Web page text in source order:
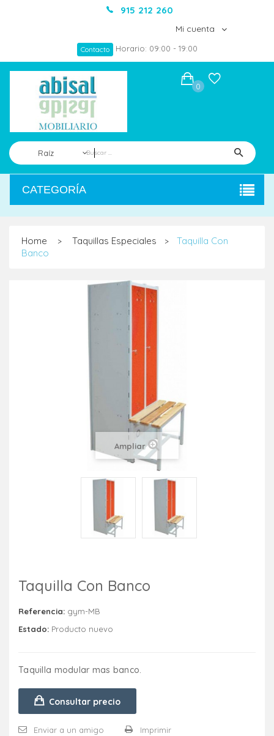
915 212 260
Mi cuenta
Contacto Horario: 09:00 - 19:00
Raíz
0
CATEGORÍA
Home > Taquillas Especiales >
Taquilla Con
Banco
Ampliar
Taquilla Con Banco
Referencia: gym-MB
Estado: Producto nuevo
Taquilla modular mas banco.
Consultar precio
Enviar a un amigo
Imprimir